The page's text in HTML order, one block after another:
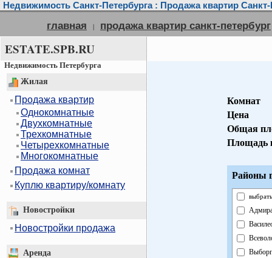
Недвижимость Санкт-Петербурга : Продажа квартир Санкт-
главная | продажа квартир санкт-петербург
ESTATE.SPB.RU
Недвижимость Петербурга
Жилая
Продажа квартир
Однокомнатные
Двухкомнатные
Трехкомнатные
Четырехкомнатные
Многокомнатные
Продажа комнат
Куплю квартиру/комнату
Новостройки
Новостройки продажа
Аренда
Комнат
Цена
Общая
Площадь
Районы